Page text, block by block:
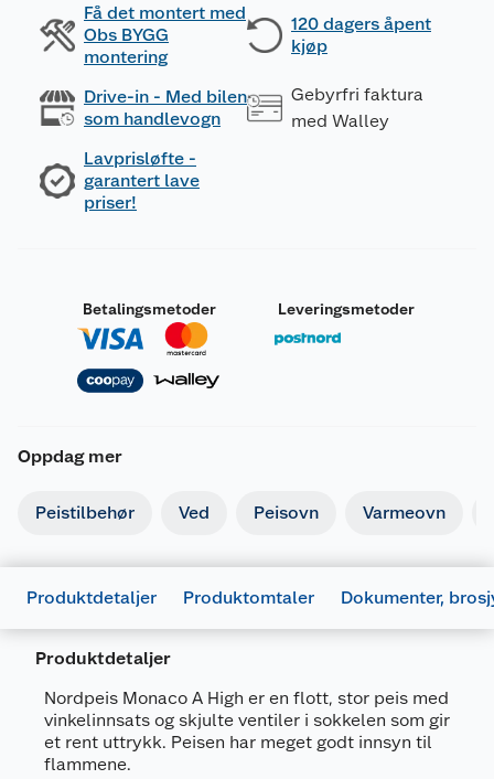
Få det montert med
Obs BYGG
montering
120 dagers åpent
kjøp
Drive-in - Med bilen
som handlevogn
Gebyrfri faktura
med Walley
Lavprisløfte -
garantert lave
priser!
Betalingsmetoder Leveringsmetoder
Oppdag mer
Peistilbehør Ved Peisovn Varmeovn
Produktdetaljer Produktomtaler Dokumenter,
Produktdetaljer
Nordpeis Monaco A High er en flott, stor peis med
vinkelinnsats og skjulte ventiler i sokkelen som gir
et rent uttrykk. Peisen har meget godt innsyn til
flammene.